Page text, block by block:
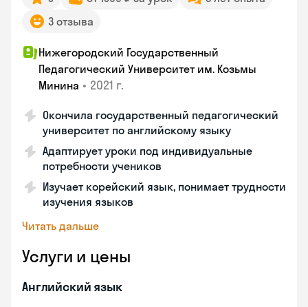
3 отзыва
Нижегородский Государственный
Педагогический Университет им. Козьмы
Минина • 2021 г.
Окончила государственный педагогический
университет по английскому языку
Адаптирует уроки под индивидуальные
потребности учеников
Изучает корейский язык, понимает трудности
изучения языков
Читать дальше
Услуги и цены
Английский язык